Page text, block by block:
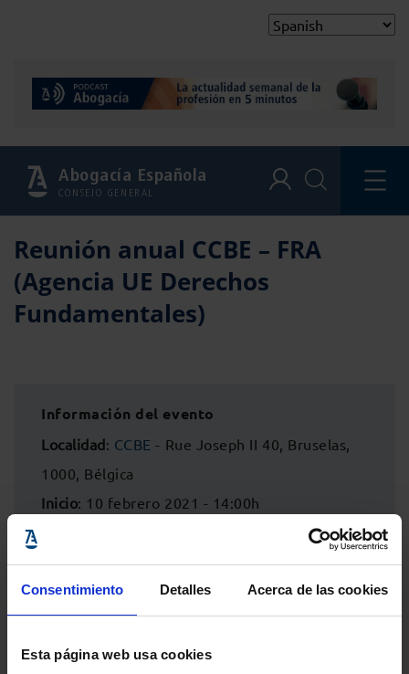
Consentimiento Detalles Acerca de las cookies
Esta página web usa cookies
Abogacía Española
CONSEJO GENERAL
Reunión anual CCBE – FRA
(Agencia UE Derechos
Fundamentales)
Información del evento
Localidad: CCBE - Rue Joseph II 40, Bruselas,
1000, Bélgica
Inicio: 10 febrero 2021 - 14:00h